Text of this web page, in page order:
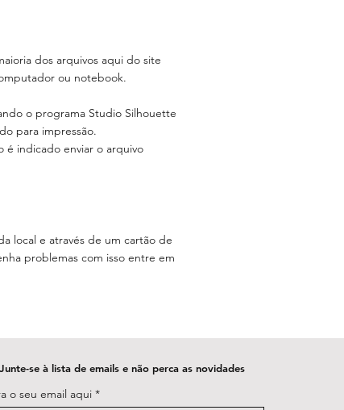
dos arquivos aqui do site
ou notebook.
o programa Studio Silhouette
para impressão.
é indicado enviar o arquivo
local e através de um cartão de
problemas com isso entre em
Junte-se à lista de emails e não perca as novidades
o seu email aqui